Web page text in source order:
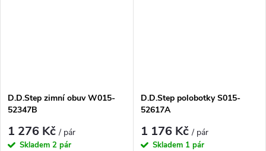
D.D.Step zimní obuv W015-
52347B
1 276 Kč/ pár
Skladem 2 pár
D.D.Step polobotky S015-
52617A
1 176 Kč/ pár
Skladem 1 pár